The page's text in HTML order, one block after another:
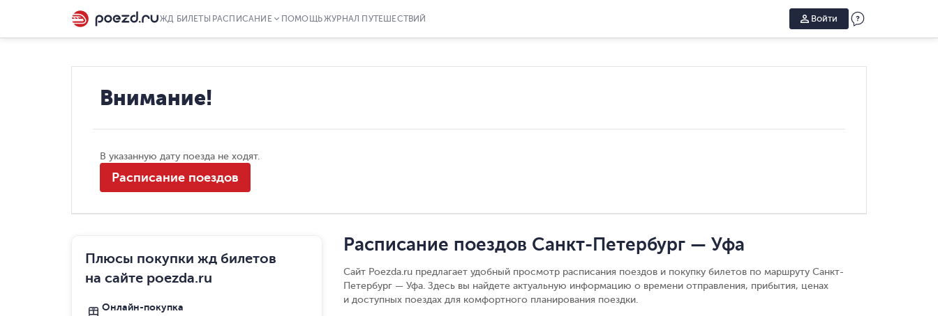
ЖД БИЛЕТЫ РАСПИСАНИЕ ПОМОЩЬЖУРНАЛ ПУТЕШЕСТВИЙ Войти
Внимание!
В указанную дату поезда не ходят.
Расписание поездов
Расписание поездов Санкт-Петербург — Уфа
Сайт Poezda.ru предлагает удобный просмотр расписания поездов и покупку билетов по маршруту Санкт-
Петербург — Уфа. Здесь вы найдете актуальную информацию о времени отправления, прибытия, ценах
и доступных поездах для комфортного планирования поездки.
Плюсы покупки жд билетов
на сайте poezda.ru
Онлайн-покупка